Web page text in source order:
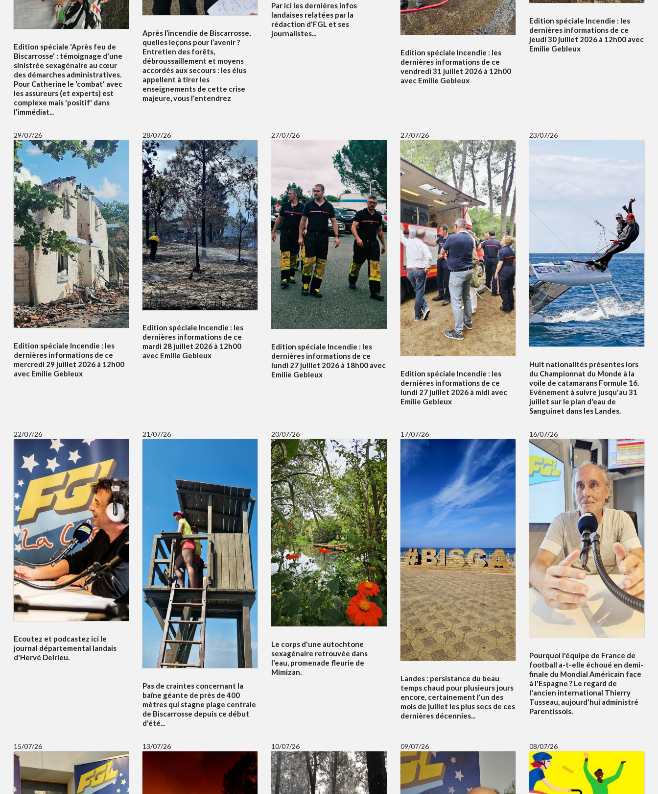
Edition spéciale 'Après feu de
Biscarrosse' : témoignage d'une
sinistrée sexagénaire au cœur
des démarches administratives.
Pour Catherine le 'combat' avec
les assureurs (et experts) est
complexe mais 'positif' dans
l'immédiat...
Après l’incendie de Biscarrosse,
quelles leçons pour l’avenir ?
Entretien des forêts,
débroussaillement et moyens
accordés aux secours : les élus
appellent à tirer les
enseignements de cette crise
majeure, vous l'entendrez
Par ici les dernières infos
landaises relatées par la
rédaction d'FGL et ses
journalistes...
Edition spéciale Incendie : les
dernières informations de ce
vendredi 31 juillet 2026 à 12h00
avec Emilie Gebleux
Edition spéciale Incendie : les
dernières informations de ce
jeudi 30 juillet 2026 à 12h00 avec
Emilie Gebleux
29/07/26
Edition spéciale Incendie : les
dernières informations de ce
mercredi 29 juillet 2026 à 12h00
avec Emilie Gebleux
28/07/26
Edition spéciale Incendie : les
dernières informations de ce
mardi 28 juillet 2026 à 12h00
avec Emilie Gebleux
27/07/26
Edition spéciale Incendie : les
dernières informations de ce
lundi 27 juillet 2026 à 18h00 avec
Emilie Gebleux
27/07/26
Edition spéciale Incendie : les
dernières informations de ce
lundi 27 juillet 2026 à midi avec
Emilie Gebleux
23/07/26
Huit nationalités présentes lors
du Championnat du Monde à la
voile de catamarans Formule 16.
Evènement à suivre jusqu'au 31
juillet sur le plan d'eau de
Sanguinet dans les Landes.
22/07/26
Ecoutez et podcastez ici le
journal départemental landais
d'Hervé Delrieu.
21/07/26
Pas de craintes concernant la
baïne géante de près de 400
mètres qui stagne plage centrale
de Biscarrosse depuis ce début
d'été...
20/07/26
Le corps d'une autochtone
sexagénaire retrouvée dans
l'eau, promenade fleurie de
Mimizan.
17/07/26
Landes : persistance du beau
temps chaud pour plusieurs jours
encore, certainement l'un des
mois de juillet les plus secs de ces
dernières décennies...
16/07/26
Pourquoi l'équipe de France de
football a-t-elle échoué en demi-
finale du Mondial Américain face
à l'Espagne ? Le regard de
l'ancien international Thierry
Tusseau, aujourd'hui administré
Parentissois.
15/07/26 13/07/26 10/07/26 09/07/26 08/07/26